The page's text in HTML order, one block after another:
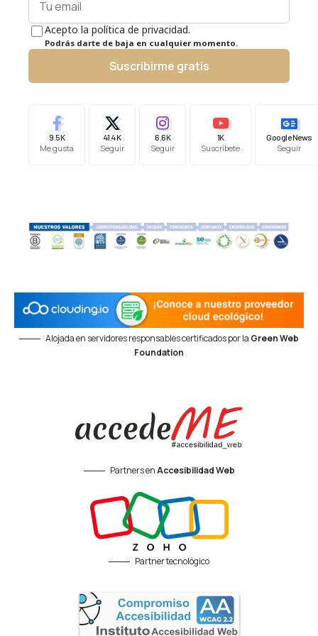
Acepto la política de privacidad.
Podrás darte de baja en cualquier momento.
Suscribirme gratis
9.5K
Me gusta
41.4K
Seguir
6.6K
Seguir
1K
Suscríbete
Google News
Seguir
Alojada en servidores responsables certificados por la Green Web
Foundation
Partners enAccesibilidad Web
Partner tecnológico